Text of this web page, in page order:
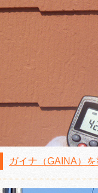
ガイナ（GAINA）